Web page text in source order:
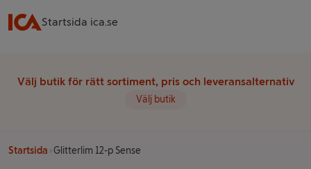
Startsida ica.se
Välj butik för rätt sortiment, pris och leveransalternativ
Välj butik
Startsida Glitterlim 12-p Sense